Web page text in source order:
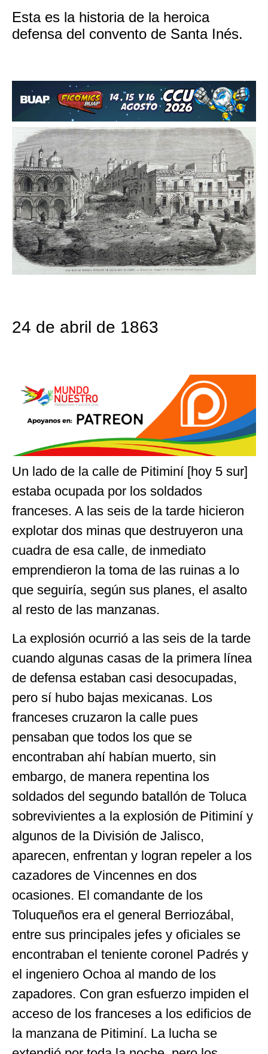
Esta es la historia de la heroica
defensa del convento de Santa Inés.
24 de abril de 1863
Un lado de la calle de Pitiminí [hoy 5 sur]
estaba ocupada por los soldados
franceses. A las seis de la tarde hicieron
explotar dos minas que destruyeron una
cuadra de esa calle, de inmediato
emprendieron la toma de las ruinas a lo
que seguiría, según sus planes, el asalto
al resto de las manzanas.
La explosión ocurrió a las seis de la tarde
cuando algunas casas de la primera línea
de defensa estaban casi desocupadas,
pero sí hubo bajas mexicanas. Los
franceses cruzaron la calle pues
pensaban que todos los que se
encontraban ahí habían muerto, sin
embargo, de manera repentina los
soldados del segundo batallón de Toluca
sobrevivientes a la explosión de Pitiminí y
algunos de la División de Jalisco,
aparecen, enfrentan y logran repeler a los
cazadores de Vincennes en dos
ocasiones. El comandante de los
Toluqueños era el general Berriozábal,
entre sus principales jefes y oficiales se
encontraban el teniente coronel Padrés y
el ingeniero Ochoa al mando de los
zapadores. Con gran esfuerzo impiden el
acceso de los franceses a los edificios de
la manzana de Pitiminí. La lucha se